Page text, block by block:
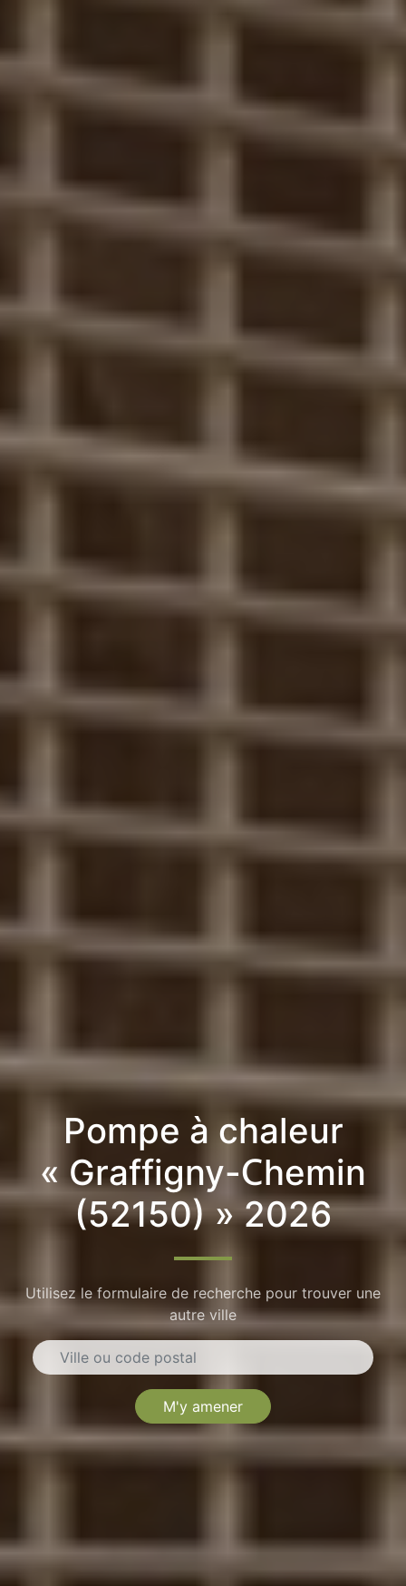
Pompe à chaleur
« Graffigny-Chemin
(52150) » 2026
Utilisez le formulaire de recherche pour trouver une
autre ville
M'y amener